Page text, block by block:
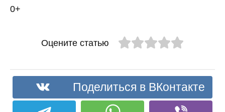
0+
Оцените статью
Поделиться в ВКонтакте